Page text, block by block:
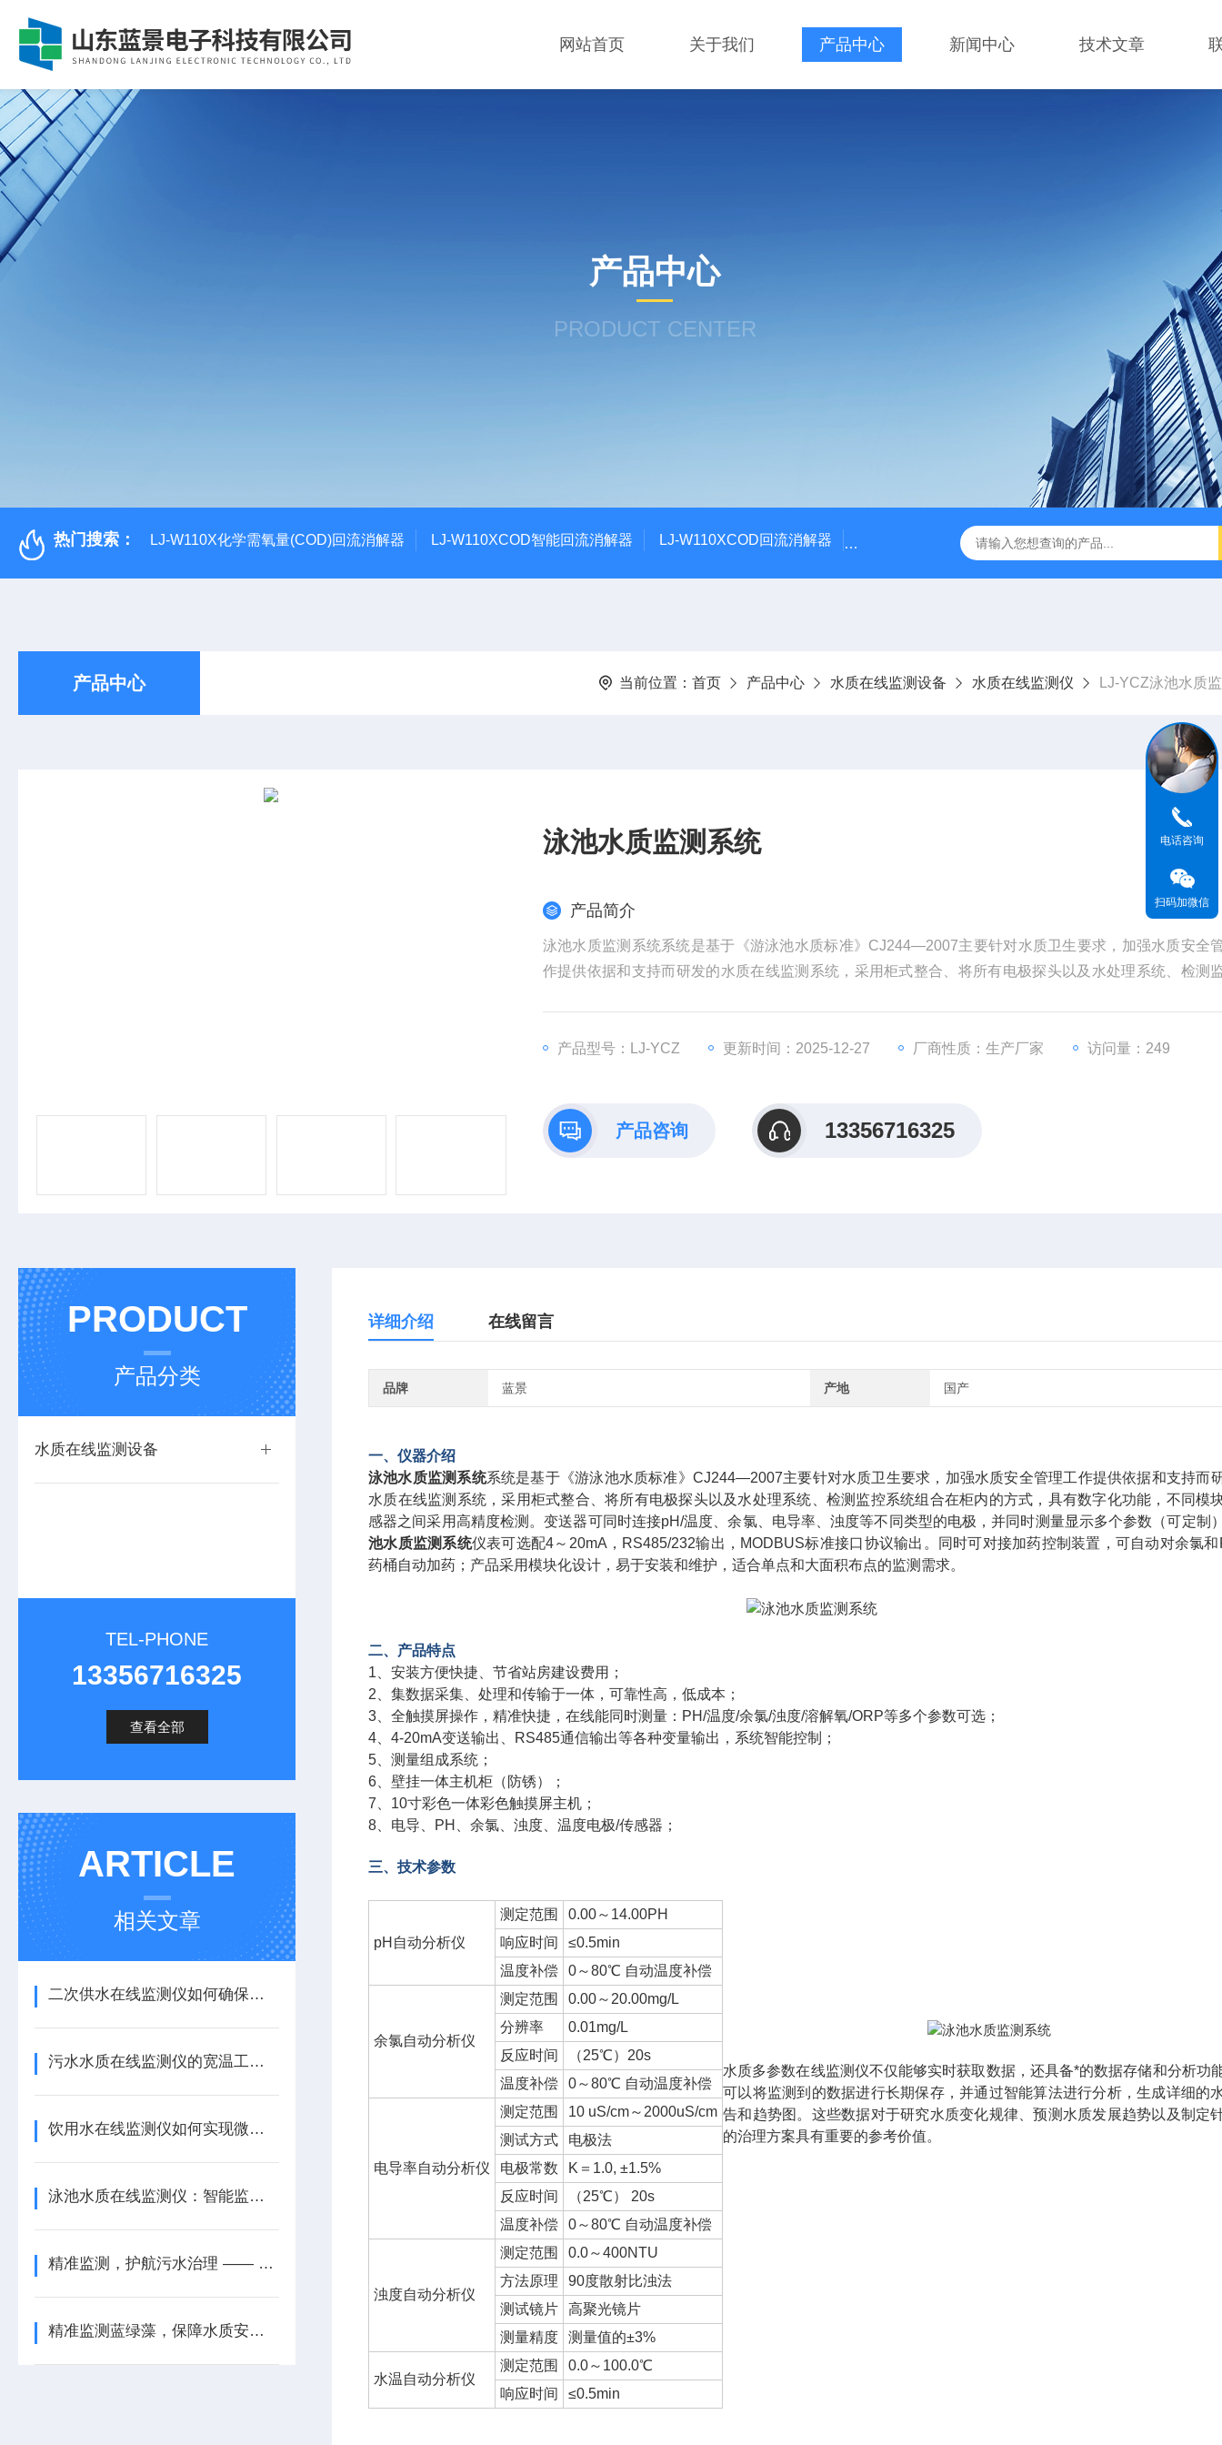
网站首页 关于我们 产品中心 新闻中心 技术文章
产品中心
PRODUCT CENTER
热门搜索： LJ-W110X化学需氧量(COD)回流消解器 LJ-W110XCOD智能回流消解器 LJ-W110XCOD回流消解器 LJ-W110X标准COD消解器 LJ-W110XCOD消解器
产品中心 当前位置： 首页 产品中心 水质在线监测设备 水质在线监测仪 LJ-YCZ泳池水质
泳池水质监测系统
产品简介
泳池水质监测系统系统是基于《游泳池水质标准》CJ244—2007主要针对水质卫生要求，加强水质安全
作提供依据和支持而研发的水质在线监测系统，采用柜式整合、将所有电极探头以及水处理系统、检测
产品型号：LJ-YCZ 更新时间：2025-12-27 厂商性质：生产厂家 访问量：249
产品咨询 13356716325
PRODUCT
产品分类
水质在线监测设备
TEL-PHONE
13356716325
查看全部
ARTICLE
相关文章
二次供水在线监测仪如何确保数据准确性？
污水水质在线监测仪的宽温工作与加热防护策略
饮用水在线监测仪如何实现微污染即时捕捉？
泳池水质在线监测仪：智能监测，打造健康泳池环境
精准监测，护航污水治理 —— 污水水质在线监测仪
精准监测蓝绿藻，保障水质安全 —— 蓝绿藻水质在线监测仪
详细介绍 在线留言
品牌 蓝景 产地 国产
一、仪器介绍
泳池水质监测系统系统是基于《游泳池水质标准》CJ244—2007主要针对水质卫生要求，加强水质安全管理工作提供依据和支持而
水质在线监测系统，采用柜式整合、将所有电极探头以及水处理系统、检测监控系统组合在柜内的方式，具有数字化功能，不同模
感器之间采用高精度检测。变送器可同时连接pH/温度、余氯、电导率、浊度等不同类型的电极，并同时测量显示多个参数（可定制
池水质监测系统仪表可选配4～20mA，RS485/232输出，MODBUS标准接口协议输出。同时可对接加药控制装置，可自动对余氯
药桶自动加药；产品采用模块化设计，易于安装和维护，适合单点和大面积布点的监测需求。
二、产品特点
1、安装方便快捷、节省站房建设费用；
2、集数据采集、处理和传输于一体，可靠性高，低成本；
3、全触摸屏操作，精准快捷，在线能同时测量：PH/温度/余氯/浊度/溶解氧/ORP等多个参数可选；
4、4-20mA变送输出、RS485通信输出等各种变量输出，系统智能控制；
5、测量组成系统；
6、壁挂一体主机柜（防锈）；
7、10寸彩色一体彩色触摸屏主机；
8、电导、PH、余氯、浊度、温度电极/传感器；
三、技术参数
pH自动分析仪
测定范围
0.00～14.00PH
响应时间
≤0.5min
温度补偿
0～80℃ 自动温度补偿
余氯自动分析仪
测定范围
0.00～20.00mg/L
分辨率
0.01mg/L
反应时间
（25℃）20s
温度补偿
0～80℃ 自动温度补偿
电导率自动分析仪
测定范围
10 uS/cm～2000uS/cm
测试方式
电极法
电极常数
K＝1.0, ±1.5%
反应时间
（25℃） 20s
温度补偿
0～80℃ 自动温度补偿
浊度自动分析仪
测定范围
0.0～400NTU
方法原理
90度散射比浊法
测试镜片
高聚光镜片
测量精度
测量值的±3%
水温自动分析仪
测定范围
0.0～100.0℃
响应时间
≤0.5min
水质多参数在线监测仪不仅能够实时获取数据，还具备*的数据存储和分析功
可以将监测到的数据进行长期保存，并通过智能算法进行分析，生成详细的
告和趋势图。这些数据对于研究水质变化规律、预测水质发展趋势以及制定
的治理方案具有重要的参考价值。
电话咨询
扫码加微信